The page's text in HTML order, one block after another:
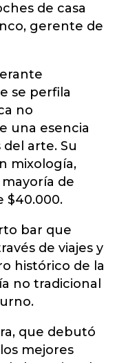
de casa
gerente de
se perfila
no
una esencia
arte. Su
mixología,
de
$40.000.
bar que
de viajes y
histórico de la
no tradicional
que debutó
mejores